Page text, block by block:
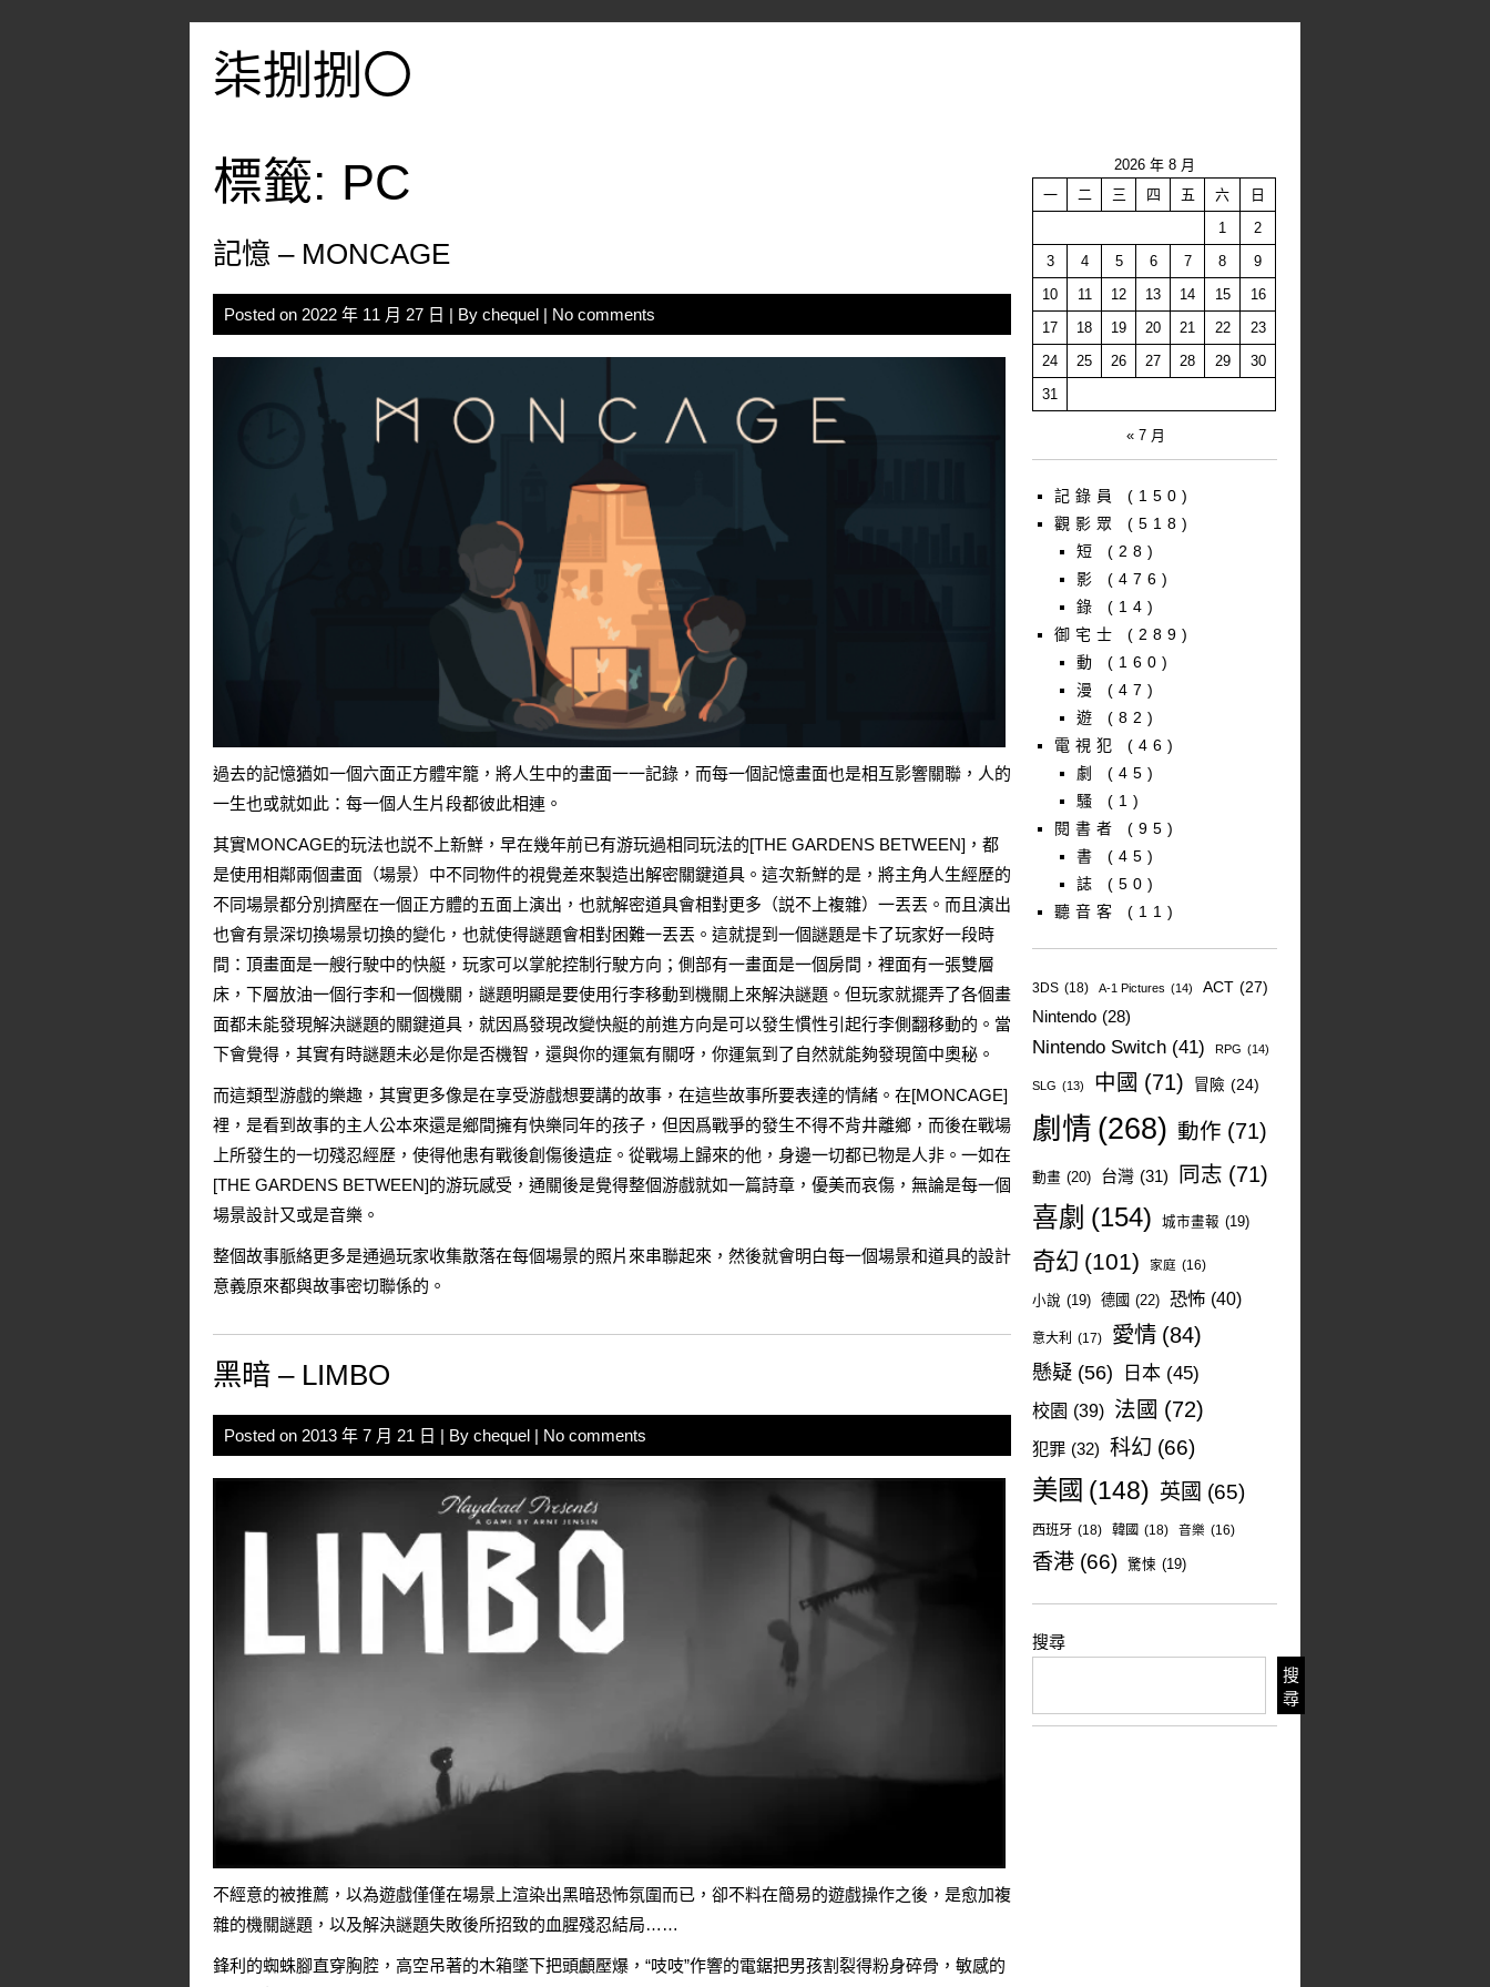
柒捌捌〇
標籤: PC
記憶 – MONCAGE
Posted on 2022 年 11 月 27 日 | By chequel | No comments
過去的記憶猶如一個六面正方體牢籠，將人生中的畫面一一記錄，而每一個記憶畫面也是相互影響關聯，人的
一生也或就如此：每一個人生片段都彼此相連。
其實MONCAGE的玩法也説不上新鮮，早在幾年前已有游玩過相同玩法的[THE GARDENS BETWEEN]，都
是使用相鄰兩個畫面（場景）中不同物件的視覺差來製造出解密關鍵道具。這次新鮮的是，將主角人生經歷的
不同場景都分別擠壓在一個正方體的五面上演出，也就解密道具會相對更多（説不上複雜）一丟丟。而且演出
也會有景深切換場景切換的變化，也就使得謎題會相對困難一丟丟。這就提到一個謎題是卡了玩家好一段時
間：頂畫面是一艘行駛中的快艇，玩家可以掌舵控制行駛方向；側部有一畫面是一個房間，裡面有一張雙層
床，下層放油一個行李和一個機關，謎題明顯是要使用行李移動到機關上來解決謎題。但玩家就擺弄了各個畫
面都未能發現解決謎題的關鍵道具，就因爲發現改變快艇的前進方向是可以發生慣性引起行李側翻移動的。當
下會覺得，其實有時謎題未必是你是否機智，還與你的運氣有關呀，你運氣到了自然就能夠發現箇中奧秘。
而這類型游戲的樂趣，其實更多像是在享受游戲想要講的故事，在這些故事所要表達的情緒。在[MONCAGE]
裡，是看到故事的主人公本來還是鄉間擁有快樂同年的孩子，但因爲戰爭的發生不得不背井離鄉，而後在戰場
上所發生的一切殘忍經歷，使得他患有戰後創傷後遺症。從戰場上歸來的他，身邊一切都已物是人非。一如在
[THE GARDENS BETWEEN]的游玩感受，通關後是覺得整個游戲就如一篇詩章，優美而哀傷，無論是每一個
場景設計又或是音樂。
整個故事脈絡更多是通過玩家收集散落在每個場景的照片來串聯起來，然後就會明白每一個場景和道具的設計
意義原來都與故事密切聯係的。
黑暗 – LIMBO
Posted on 2013 年 7 月 21 日 | By chequel | No comments
不經意的被推薦，以為遊戲僅僅在場景上渲染出黑暗恐怖氛圍而已，卻不料在簡易的遊戲操作之後，是愈加複
雜的機關謎題，以及解決謎題失敗後所招致的血腥殘忍結局……
鋒利的蜘蛛腳直穿胸腔，高空吊著的木箱墜下把頭顱壓爆，“吱吱”作響的電鋸把男孩割裂得粉身碎骨，敏感的
2026 年 8 月
一
二 三 四 五 六
日
1
2
3
4 5 6 7 8
9
10
11 12 13 14 15
16
17
18 19 20 21 22
23
24
25 26 27 28 29
30
31
« 7 月
記錄員
(150)
觀影眾
(518)
短
(28)
影
(476)
錄
(14)
御宅士
(289)
動
(160)
漫
(47)
遊
(82)
電視犯
(46)
劇
(45)
騷
(1)
閱書者
(95)
書
(45)
誌
(50)
聽音客
(11)
3DS (18) A-1 Pictures (14) ACT (27)
Nintendo (28)
Nintendo Switch (41) RPG (14)
SLG (13) 中國 (71) 冒險 (24)
劇情 (268) 動作 (71)
動畫 (20) 台灣 (31) 同志 (71)
喜劇 (154) 城市畫報 (19)
奇幻 (101) 家庭 (16)
小說 (19) 德國 (22) 恐怖 (40)
意大利 (17) 愛情 (84)
懸疑 (56) 日本 (45)
校園 (39) 法國 (72)
犯罪 (32) 科幻 (66)
美國 (148) 英國 (65)
西班牙 (18) 韓國 (18) 音樂 (16)
香港 (66) 驚悚 (19)
搜尋
搜
尋